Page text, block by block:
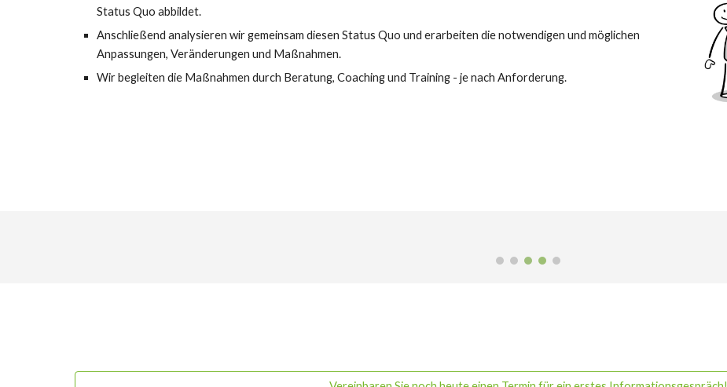
Status Quo abbildet.
Anschließend analysieren wir gemeinsam diesen Status Quo und erarbeiten die notwendigen und möglichen
Anpassungen, Veränderungen und Maßnahmen.
Wir begleiten die Maßnahmen durch Beratung, Coaching und Training - je nach Anforderung.